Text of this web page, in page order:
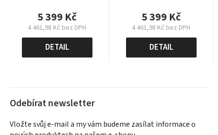
5 399 Kč
4 461,98 Kč bez DPH
Měrná
cena:
DETAIL
5 399 Kč
4 461,98 Kč bez DPH
Měrná
cena:
DETAIL
Odebírat newsletter
Vložte svůj e-mail a my vám budeme zasílat informace o